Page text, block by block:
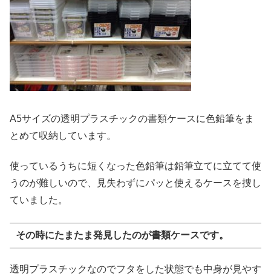
A5サイズの透明プラスチックの書類ケースに色鉛筆をま
とめて収納しています。
使っているうちに短くなった色鉛筆は鉛筆立てに立てて使
うのが難しいので、見失わずにパッと使えるケースを捜し
ていました。
その時にたまたま発見したのが書類ケースです。
透明プラスチックなのでフタをした状態でも中身が見やす